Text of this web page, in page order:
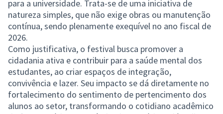
para a universidade. Trata-se de uma iniciativa de
natureza simples, que não exige obras ou manutenção
contínua, sendo plenamente exequível no ano fiscal de
2026.
Como justificativa, o festival busca promover a
cidadania ativa e contribuir para a saúde mental dos
estudantes, ao criar espaços de integração,
convivência e lazer. Seu impacto se dá diretamente no
fortalecimento do sentimento de pertencimento dos
alunos ao setor, transformando o cotidiano acadêmico